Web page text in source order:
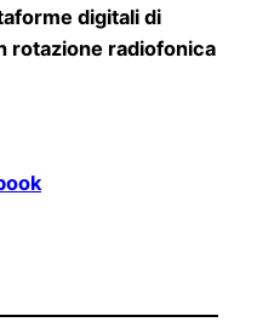
digitali di
rotazione radiofonica